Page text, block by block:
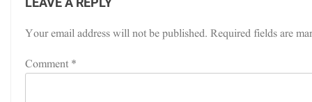
LEAVE A REPLY
Your email address will not be published. Required fields are
Comment *